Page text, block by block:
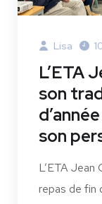
Lisa
L’ETA
son
son
L’ETA Jean
repas de fin